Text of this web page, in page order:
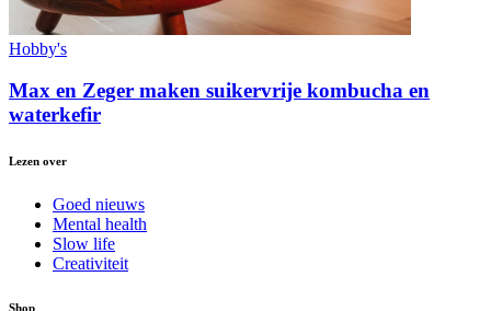
Hobby's
Max en Zeger maken suikervrije kombucha en
waterkefir
Lezen over
Goed nieuws
Mental health
Slow life
Creativiteit
Shop